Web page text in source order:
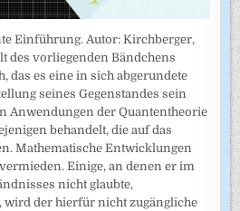
Einführung. Autor: Kirchberger,
des vorliegenden Bändchens
das es eine in sich abgerundete
seines Gegenstandes sein
Anwendungen der Quantentheorie
behandelt, die auf das
Mathematische Entwicklungen
Einige, an denen er im
nicht glaubte,
wird der hierfür nicht zugängliche